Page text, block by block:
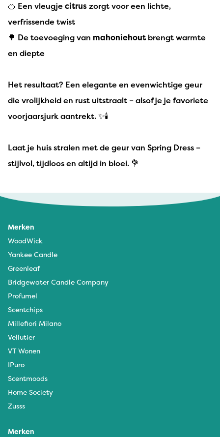
🍊 Een vleugje citruszorgt voor een lichte,
verfrissende twist
🌳 De toevoeging van mahoniehoutbrengt warmte
en diepte
Het resultaat? Een elegante en evenwichtige geur
die vrolijkheid en rust uitstraalt – alsof je je favoriete
voorjaarsjurk aantrekt. ✨🕯️
Laat je huis stralen met de geur van Spring Dress –
stijlvol, tijdloos en altijd in bloei. 💐
Merken
WoodWick
Yankee Candle
Greenleaf
Bridgewater Candle Company
Profumel
Scentchips
Millefiori Milano
Vellutier
VT Wonen
IPuro
Scentmoods
Home Society
Zusss
Merken